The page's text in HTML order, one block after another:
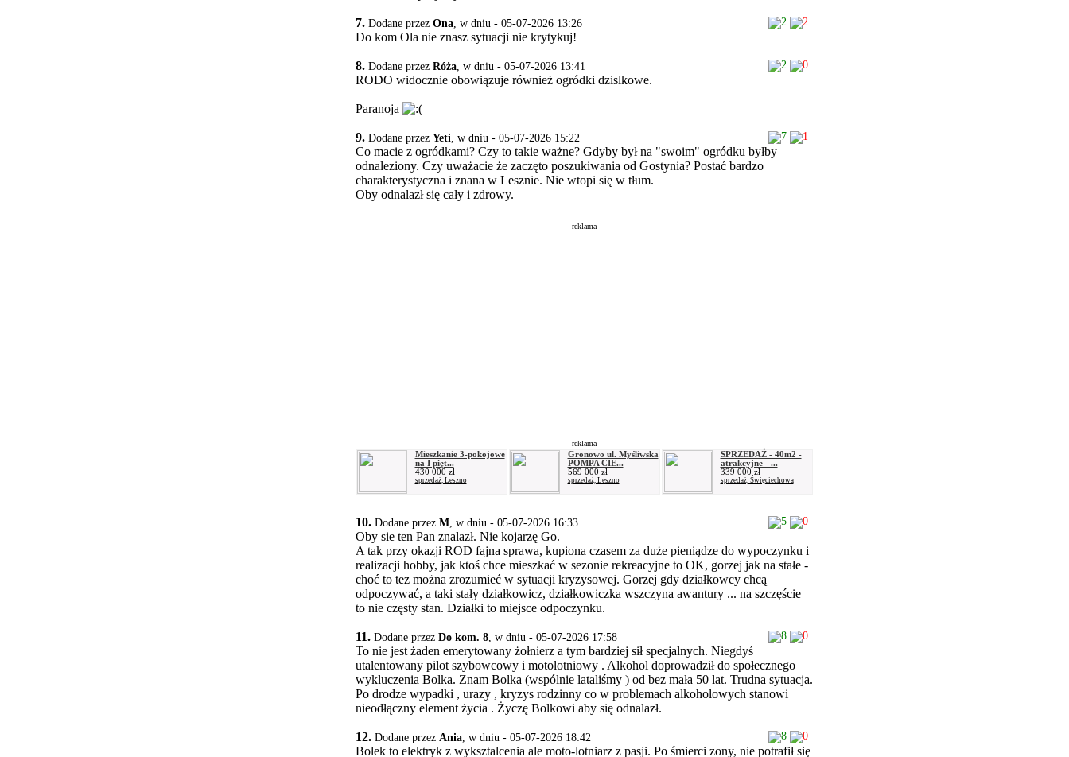
7. Dodane przez Ona, w dniu - 05-07-2026 13:26 2 2
Do kom Ola nie znasz sytuacji nie krytykuj!
8. Dodane przez Róża, w dniu - 05-07-2026 13:41 2 0
RODO widocznie obowiązuje również ogródki dzislkowe.
Paranoja
9. Dodane przez Yeti, w dniu - 05-07-2026 15:22 7 1
Co macie z ogródkami? Czy to takie ważne? Gdyby był na "swoim" ogródku byłby
odnaleziony. Czy uważacie że zaczęto poszukiwania od Gostynia? Postać bardzo
charakterystyczna i znana w Lesznie. Nie wtopi się w tłum.
Oby odnalazł się cały i zdrowy.
reklama
reklama
Mieszkanie 3-pokojowe
na I pięt...
430 000 zł
sprzedaż, Leszno
Gronowo ul. Myśliwska
POMPA CIE...
569 000 zł
sprzedaż, Leszno
SPRZEDAŻ - 40m2 -
atrakcyjne - ...
339 000 zł
sprzedaż, Święciechowa
10. Dodane przez M, w dniu - 05-07-2026 16:33 5 0
Oby sie ten Pan znalazł. Nie kojarzę Go.
A tak przy okazji ROD fajna sprawa, kupiona czasem za duże pieniądze do wypoczynku i
realizacji hobby, jak ktoś chce mieszkać w sezonie rekreacyjne to OK, gorzej jak na stałe -
choć to tez można zrozumieć w sytuacji kryzysowej. Gorzej gdy działkowcy chcą
odpoczywać, a taki stały działkowicz, działkowiczka wszczyna awantury ... na szczęście
to nie częsty stan. Działki to miejsce odpoczynku.
11. Dodane przez Do kom. 8, w dniu - 05-07-2026 17:58 8 0
To nie jest żaden emerytowany żołnierz a tym bardziej sił specjalnych. Niegdyś
utalentowany pilot szybowcowy i motolotniowy . Alkohol doprowadził do społecznego
wykluczenia Bolka. Znam Bolka (wspólnie lataliśmy ) od bez mała 50 lat. Trudna sytuacja.
Po drodze wypadki , urazy , kryzys rodzinny co w problemach alkoholowych stanowi
nieodłączny element życia . Życzę Bolkowi aby się odnalazł.
12. Dodane przez Ania, w dniu - 05-07-2026 18:42 8 0
Bolek to elektryk z wyksztalcenia ale moto-lotniarz z pasji. Po śmierci zony, nie potrafił się